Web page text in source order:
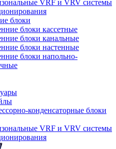
VRF и VRV системы
блоки
блоки кассетные
блоки канальные
блоки настенные
блоки напольно-
конденсаторные блоки
VRF и VRV системы